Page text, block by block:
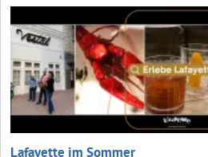
Lafayette im Sommer